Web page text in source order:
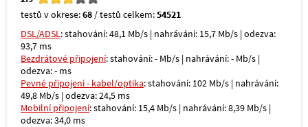
testů v okrese:68 / testů celkem:54521
DSL/ADSL: stahování: 48,1 Mb/s | nahrávání: 15,7 Mb/s | odezva:
93,7 ms
Bezdrátové připojení: stahování: - Mb/s | nahrávání: - Mb/s |
odezva: - ms
Pevné připojení - kabel/optika: stahování: 102 Mb/s | nahrávání:
49,8 Mb/s | odezva: 24,5 ms
Mobilní připojení: stahování: 15,4 Mb/s | nahrávání: 8,39 Mb/s |
odezva: 34,0 ms